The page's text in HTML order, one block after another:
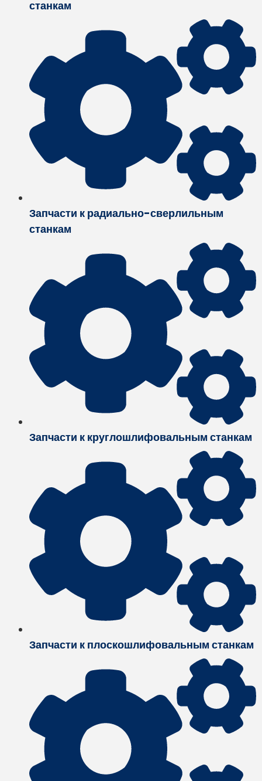
станкам
Запчасти к радиально-сверлильным
станкам
Запчасти к круглошлифовальным станкам
Запчасти к плоскошлифовальным станкам